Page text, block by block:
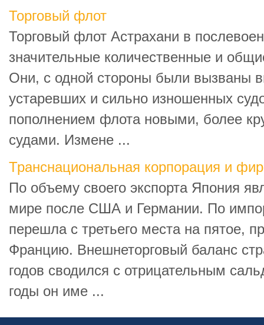
Торговый флот
Торговый флот Астрахани в
значительные количественные и
Они, с одной стороны были вызваны
устаревших и сильно изношенных
пополнением флота новыми, более
судами. Измене ...
Транснациональная корпорация и
По объему своего экспорта Япония
мире после США и Германии. По
перешла с третьего места на пятое,
Францию. Внешнеторговый баланс
годов сводился с отрицательным
годы он име ...